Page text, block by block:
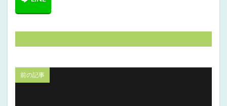
前の記事